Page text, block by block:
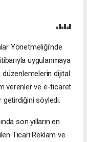
Yönetmeliği'nde
uygulanmaya
düzenlemelerin dijital
verenler ve e-ticaret
söyledi.
son yılların en
Ticari Reklam ve